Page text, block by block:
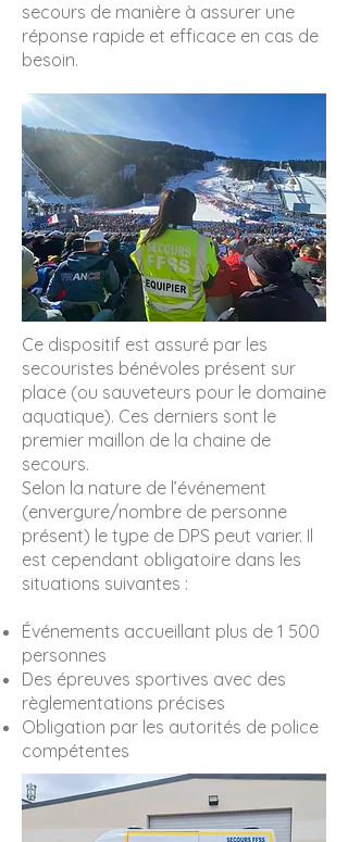
secours de manière à assurer une
réponse rapide et efficace en cas de
besoin.
Ce dispositif est assuré par les
secouristes bénévoles présent sur
place (ou sauveteurs pour le domaine
aquatique). Ces derniers sont le
premier maillon de la chaine de
secours.
Selon la nature de l’événement
(envergure/nombre de personne
présent) le type de DPS peut varier. Il
est cependant obligatoire dans les
situations suivantes :
Événements accueillant plus de 1 500
personnes
Des épreuves sportives avec des
règlementations précises
Obligation par les autorités de police
compétentes